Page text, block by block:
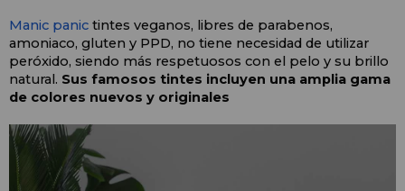
Manic panic tintes veganos, libres de parabenos,
amoniaco, gluten y PPD, no tiene necesidad de utilizar
peróxido, siendo más respetuosos con el pelo y su brillo
natural. Sus famosos tintes incluyen una amplia gama
de colores nuevos y originales